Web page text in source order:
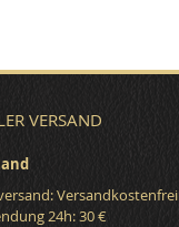
VERSAND
Versandkostenfrei
24h: 30 €